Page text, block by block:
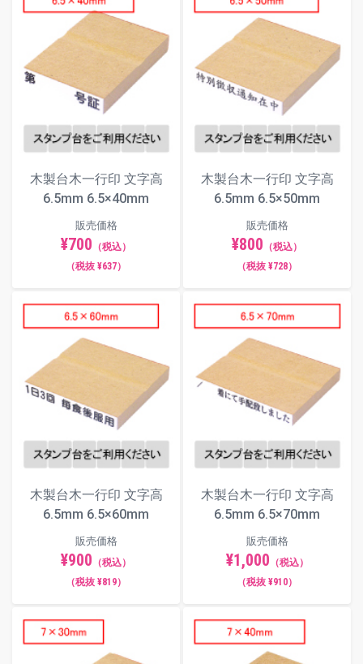
木製台木一行印 文字高
6.5mm 6.5×40mm
販売価格
¥700 （税込）
（税抜 ¥637）
木製台木一行印 文字高
6.5mm 6.5×50mm
販売価格
¥800 （税込）
（税抜 ¥728）
木製台木一行印 文字高
6.5mm 6.5×60mm
販売価格
¥900 （税込）
（税抜 ¥819）
木製台木一行印 文字高
6.5mm 6.5×70mm
販売価格
¥1,000 （税込）
（税抜 ¥910）